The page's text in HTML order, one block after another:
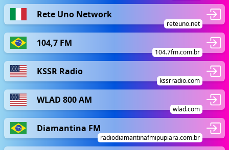
Rete Uno Network
reteuno.net
104,7 FM
104.7fm.com.br
KSSR Radio
kssrradio.com
WLAD 800 AM
wlad.com
Diamantina FM
radiodiamantinafmipupiara.com.br